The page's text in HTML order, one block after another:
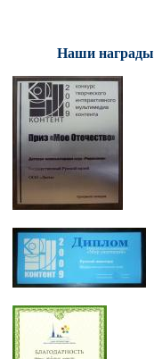
Наши награды